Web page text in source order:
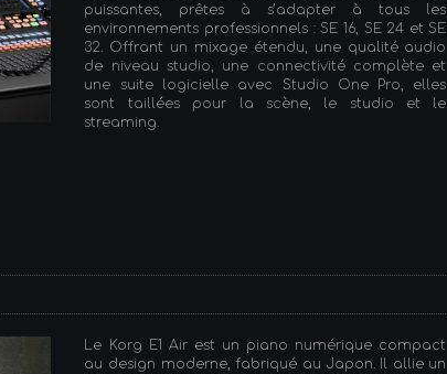
puissantes, prêtes à s’adapter à tous les
environnements professionnels : SE 16, SE 24 et SE
32. Offrant un mixage étendu, une qualité audio
de niveau studio, une connectivité complète et
une suite logicielle avec Studio One Pro, elles
sont taillées pour la scène, le studio et le
streaming.
Le Korg E1 Air est un piano numérique compact
au design moderne, fabriqué au Japon. Il allie un